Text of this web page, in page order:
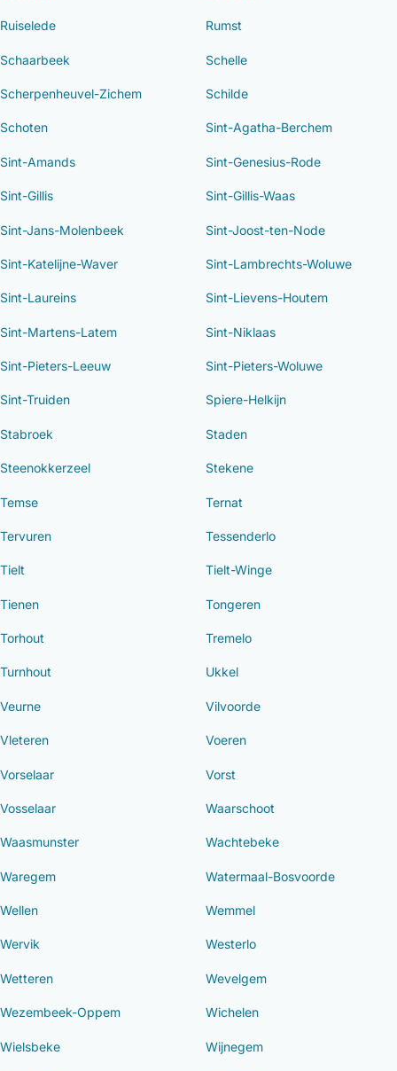
Ruiselede Rumst
Schaarbeek Schelle
Scherpenheuvel-Zichem Schilde
Schoten Sint-Agatha-Berchem
Sint-Amands Sint-Genesius-Rode
Sint-Gillis Sint-Gillis-Waas
Sint-Jans-Molenbeek Sint-Joost-ten-Node
Sint-Katelijne-Waver Sint-Lambrechts-Woluwe
Sint-Laureins Sint-Lievens-Houtem
Sint-Martens-Latem Sint-Niklaas
Sint-Pieters-Leeuw Sint-Pieters-Woluwe
Sint-Truiden Spiere-Helkijn
Stabroek Staden
Steenokkerzeel Stekene
Temse Ternat
Tervuren Tessenderlo
Tielt Tielt-Winge
Tienen Tongeren
Torhout Tremelo
Turnhout Ukkel
Veurne Vilvoorde
Vleteren Voeren
Vorselaar Vorst
Vosselaar Waarschoot
Waasmunster Wachtebeke
Waregem Watermaal-Bosvoorde
Wellen Wemmel
Wervik Westerlo
Wetteren Wevelgem
Wezembeek-Oppem Wichelen
Wielsbeke Wijnegem